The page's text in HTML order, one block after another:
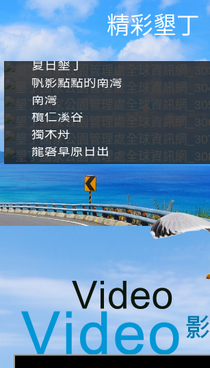
精彩墾丁
夏日墾丁
帆影點點的南灣
南灣
欖仁溪谷
獨木舟
龍磐草原日出